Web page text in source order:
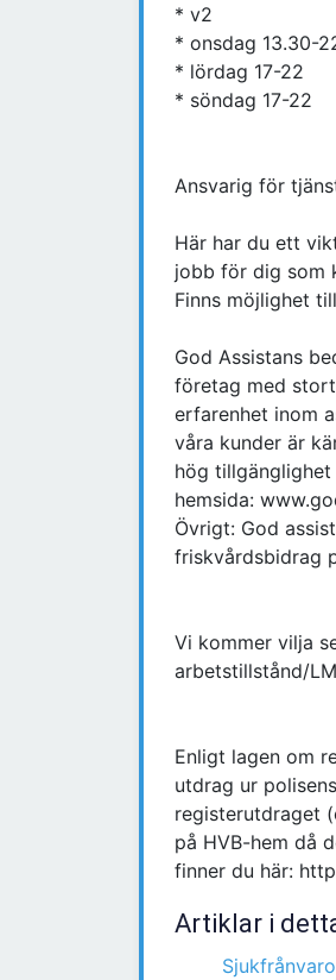
* v2
* onsdag 13.30-
* lördag 17-22
* söndag 17-22
Ansvarig för
Här har du ett
jobb för dig som
Finns möjlighet
God Assistans
företag med
erfarenhet inom
våra kunder är
hög tillgänglighet
hemsida:
Övrigt: God
friskvårdsbidrag
Vi kommer vilja
arbetstillstånd/
Enligt lagen om
utdrag ur
registerutdraget
på HVB-hem då
finner du här:
Artiklar i